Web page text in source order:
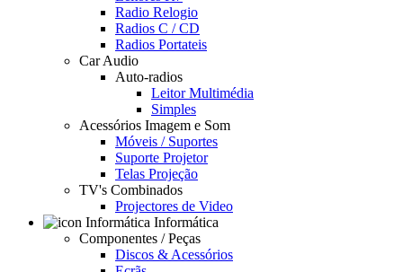
Radio Relogio
Radios C / CD
Radios Portateis
Car Audio
Auto-radios
Leitor Multimédia
Simples
Acessórios Imagem e Som
Móveis / Suportes
Suporte Projetor
Telas Projeção
TV's Combinados
Projectores de Video
Informática
Componentes / Peças
Discos & Acessórios